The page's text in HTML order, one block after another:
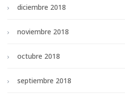
diciembre 2018
noviembre 2018
octubre 2018
septiembre 2018